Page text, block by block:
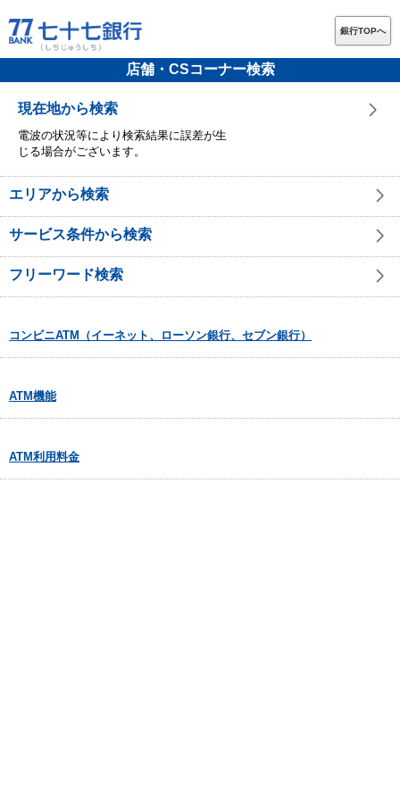
銀行TOPへ
店舗・CSコーナー検索
現在地から検索
電波の状況等により検索結果に誤差が生
じる場合がございます。
エリアから検索
サービス条件から検索
フリーワード検索
コンビニATM（イーネット、ローソン銀行、セブン銀行）
ATM機能
ATM利用料金